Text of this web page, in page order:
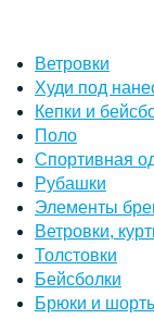
Ветровки
Худи под
Кепки и
Поло
Спортивная
Рубашки
Элементы
Ветровки,
Толстовки
Бейсболки
Брюки и